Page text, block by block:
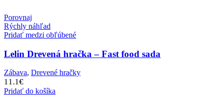
Porovnaj
Rýchly náhľad
Pridať medzi obľúbené
Lelin Drevená hračka – Fast food sada
Zábava, Drevené hračky
11.1€
Pridať do košíka